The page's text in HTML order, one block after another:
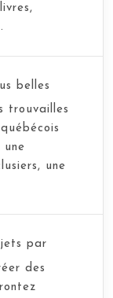
belles
trouvailles
une
une
par
des